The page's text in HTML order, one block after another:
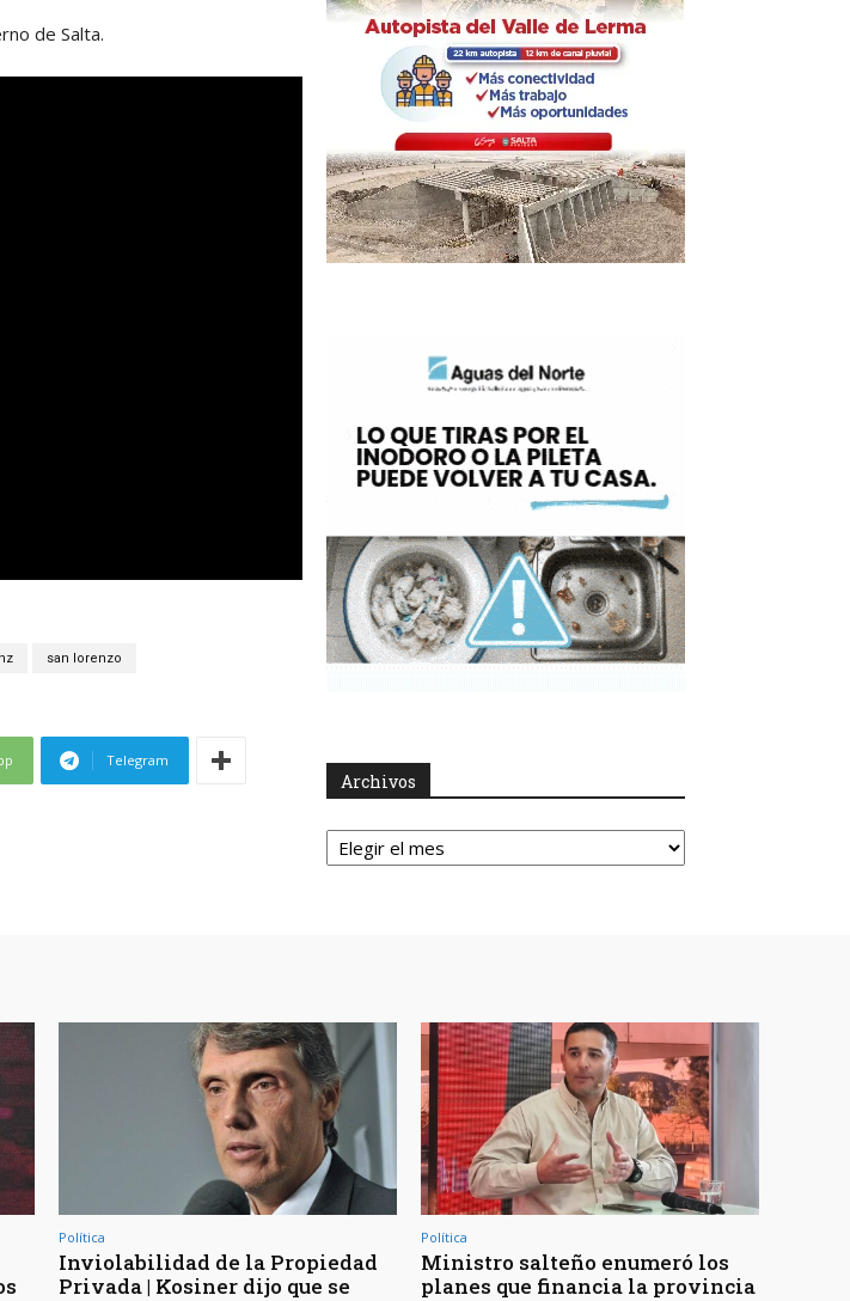
de Salta.
san lorenzo
Telegram
Archivos
Archivos
Política
Inviolabilidad de la Propiedad
Privada | Kosiner dijo que se
Política
Ministro salteño enumeró los
planes que financia la provincia